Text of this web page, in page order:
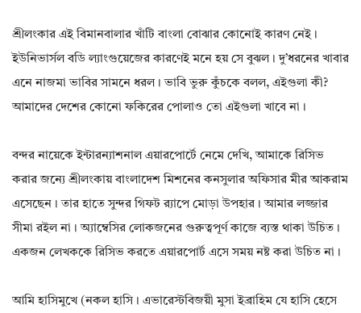
শ্রীলংকার এই বিমানবালার খাঁটি বাংলা বোঝার কোনোই কারণ নেই।
ইউনিভার্সল বডি ল্যাংগুয়েজের কারণেই মনে হয় সে বুঝল। দু’ধরনের খাবার
এনে নাজমা ভাবির সামনে ধরল। ভাবি ভুরু কুঁচকে বলল, এইগুলা কী?
আমাদের দেশের কোনো ফকিরের পোলাও তো এইগুলা খাবে না।
বন্দর নায়েকে ইন্টারন্যাশনাল এয়ারপোর্টে নেমে দেখি, আমাকে রিসিভ
করার জন্যে শ্রীলংকায় বাংলাদেশ মিশনের কনসুলার অফিসার মীর আকরাম
এসেছেন। তার হাতে সুন্দর গিফট র‍্যাপে মোড়া উপহার। আমার লজ্জার
সীমা রইল না। অ্যাম্বেসির লোকজনের গুরুত্বপূর্ণ কাজে ব্যস্ত থাকা উচিত।
একজন লেখককে রিসিভ করতে এয়ারপোর্ট এসে সময় নষ্ট করা উচিত না।
আমি হাসিমুখে (নকল হাসি। এভারেস্টবিজয়ী মুসা ইব্রাহিম যে হাসি হেসে